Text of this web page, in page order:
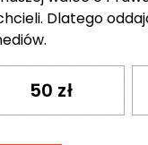
Dlatego
50 zł